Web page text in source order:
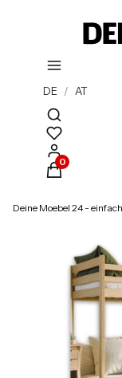
DE / AT
Produkte im
Deine Moebel 24 -